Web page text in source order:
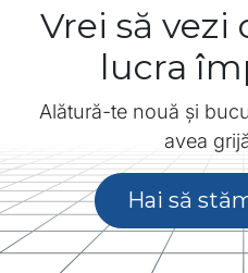
Vrei să
lucra
Alătură-te nouă și
avea
Hai să